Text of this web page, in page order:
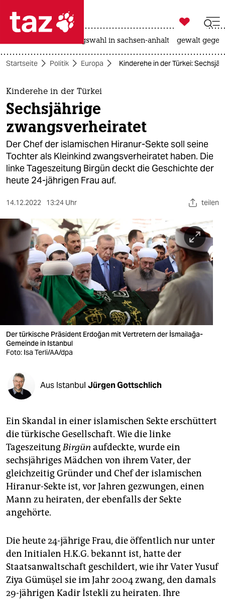
 taz zahl ich
taz zahl ich
themen
politik
öko
gesellschaft
kultur
sport
berlin
nord
wahrheit
verlag
veranstaltungen
shop
fragen & hilfe
unterstützen
genossenschaft
epaper login

taz zahl ich
landtagswahl in sachsen-anhalt gewalt
Startseite Politik Europa Kinderehe in der Türkei:
Kinderehe in der Türkei
Sechsjährige
zwangsverheiratet
Der Chef der islamischen Hiranur-Sekte soll seine
Tochter als Kleinkind zwangsverheiratet haben. Die
linke Tageszeitung Birgün deckt die Geschichte der
heute 24-jährigen Frau auf.
14.12.2022 13:24 Uhr teilen
Der türkische Präsident Erdoğan mit Vertretern der İsmailağa-
Gemeinde in Istanbul
Foto: Isa Terli/AA/dpa
Aus Istanbul Jürgen Gottschlich
Ein Skandal in einer islamischen Sekte erschüttert
die türkische Gesellschaft. Wie die linke
TageszeitungBirgün aufdeckte, wurde ein
sechsjähriges Mädchen von ihrem Vater, der
gleichzeitig Gründer und Chef der islamischen
Hiranur-Sekte ist, vor Jahren gezwungen, einen
Mann zu heiraten, der ebenfalls der Sekte
angehörte.
Die heute 24-jährige Frau, die öffentlich nur unter
den Initialen H.K.G. bekannt ist, hatte der
Staatsanwaltschaft geschildert, wie ihr Vater Yusuf
Ziya Gümüşel sie im Jahr 2004 zwang, den damals
29-jährigen Kadir İstekli zu heiraten. Ihre